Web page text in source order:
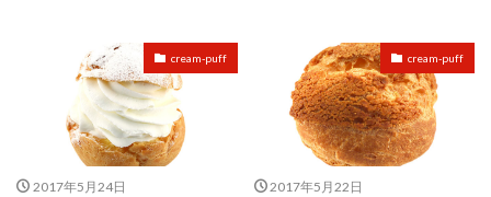
cream-puff
2017年5月24日
cream-puff
2017年5月22日